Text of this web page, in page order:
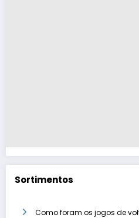
Sortimentos
Como foram os jogos de